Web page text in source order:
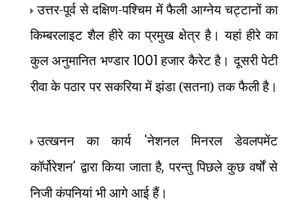
उत्तर-पूर्व से दक्षिण-पश्चिम में फैली आग्नेय चट्टानों का
किम्बरलाइट शैल हीरे का प्रमुख क्षेत्र है। यहां हीरे का
कुल अनुमानित भण्डार 1001 हजार कैरेट है। दूसरी पेटी
रीवा के पठार पर सकरिया में झंडा (सतना) तक फैली है।
उत्खनन का कार्य 'नेशनल मिनरल डेवलपमेंट
कॉर्पोरेशन'द्वारा किया जाता है,परन्तु पिछले कुछ वर्षों से
निजी कंपनियां भी आगे आई हैं।